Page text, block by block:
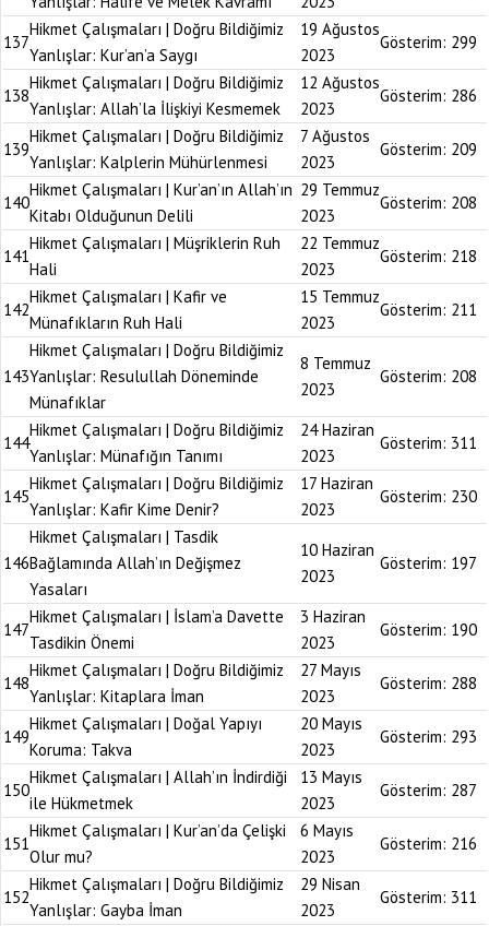
137
Hikmet Çalışmaları | Doğru Bildiğimiz
Yanlışlar: Kur’an’a Saygı
19 Ağustos
2023
Gösterim: 299
138
Hikmet Çalışmaları | Doğru Bildiğimiz
Yanlışlar: Allah’la İlişkiyi Kesmemek
12 Ağustos
2023
Gösterim: 286
139
Hikmet Çalışmaları | Doğru Bildiğimiz
Yanlışlar: Kalplerin Mühürlenmesi
7 Ağustos
2023
Gösterim: 209
140
Hikmet Çalışmaları | Kur’an’ın Allah’ın
Kitabı Olduğunun Delili
29 Temmuz
2023
Gösterim: 208
141
Hikmet Çalışmaları | Müşriklerin Ruh
Hali
22 Temmuz
2023
Gösterim: 218
142
Hikmet Çalışmaları | Kafir ve
Münafıkların Ruh Hali
15 Temmuz
2023
Gösterim: 211
143
Hikmet Çalışmaları | Doğru Bildiğimiz
Yanlışlar: Resulullah Döneminde
Münafıklar
8 Temmuz
2023
Gösterim: 208
144
Hikmet Çalışmaları | Doğru Bildiğimiz
Yanlışlar: Münafığın Tanımı
24 Haziran
2023
Gösterim: 311
145
Hikmet Çalışmaları | Doğru Bildiğimiz
Yanlışlar: Kafir Kime Denir?
17 Haziran
2023
Gösterim: 230
146
Hikmet Çalışmaları | Tasdik
Bağlamında Allah’ın Değişmez
Yasaları
10 Haziran
2023
Gösterim: 197
147
Hikmet Çalışmaları | İslam’a Davette
Tasdikin Önemi
3 Haziran
2023
Gösterim: 190
148
Hikmet Çalışmaları | Doğru Bildiğimiz
Yanlışlar: Kitaplara İman
27 Mayıs
2023
Gösterim: 288
149
Hikmet Çalışmaları | Doğal Yapıyı
Koruma: Takva
20 Mayıs
2023
Gösterim: 293
150
Hikmet Çalışmaları | Allah’ın İndirdiği
ile Hükmetmek
13 Mayıs
2023
Gösterim: 287
151
Hikmet Çalışmaları | Kur’an’da Çelişki
Olur mu?
6 Mayıs
2023
Gösterim: 216
152
Hikmet Çalışmaları | Doğru Bildiğimiz
Yanlışlar: Gayba İman
29 Nisan
2023
Gösterim: 311